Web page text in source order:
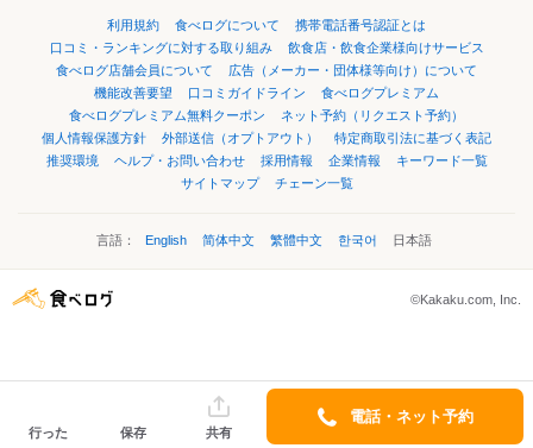
利用規約 食べログについて
携帯電話番号認証とは
口コミ・ランキングに対する取り組み
飲食店・飲食企業様向けサービス
食べログ店舗会員について
広告（メーカー・団体様等向け）について
機能改善要望
口コミガイドライン
食べログプレミアム
食べログプレミアム無料クーポン
ネット予約（リクエスト予約）
個人情報保護方針
外部送信（オプトアウト）
特定商取引法に基づく表記
推奨環境
ヘルプ・お問い合わせ 採用情報 企業情報
キーワード一覧
サイトマップ
チェーン一覧
言語： English 简体中文 繁體中文 한국어 日本語
©Kakaku.com, Inc.
行った 保存 共有
電話・ネット予約